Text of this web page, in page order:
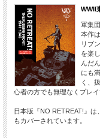
WWII
軍集
本作
リブ
を楽
んだ
にも
く、
心者の方でも無理なくプレイ
日本版『NO RETREAT!』は
もカバーされています。